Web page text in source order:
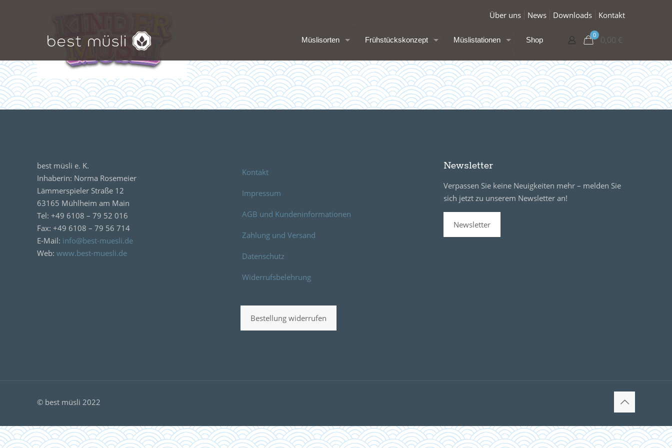
Über uns News Downloads Kontakt
Müslisorten Frühstückskonzept Müslistationen Shop
0 0,00 €
best müsli e. K.
Inhaberin: Norma Rosemeier
Lämmerspieler Straße 12
63165 Mühlheim am Main
Tel: +49 6108 – 79 52 016
Fax: +49 6108 – 79 56 714
E-Mail: info@best-muesli.de
Web: www.best-muesli.de
Kontakt
Impressum
AGB und Kundeninformationen
Zahlung und Versand
Datenschutz
Widerrufsbelehrung
Bestellung widerrufen
Newsletter
Verpassen Sie keine Neuigkeiten mehr – melden Sie
sich jetzt zu unserem Newsletter an!
Newsletter
© best müsli 2022